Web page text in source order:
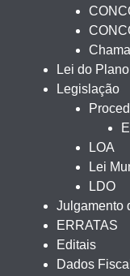
Lei do
Legislação
LOA
Lei
LDO
Julgamento
ERRATAS
Editais
Dados